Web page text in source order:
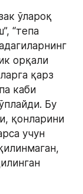
ўлароқ
“тепа
орқали
қарз
каби
Бу
қонларини
учун